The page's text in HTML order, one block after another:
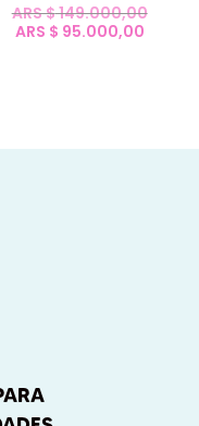
ARS $149.000,00El
ARS $ 95.000,00El